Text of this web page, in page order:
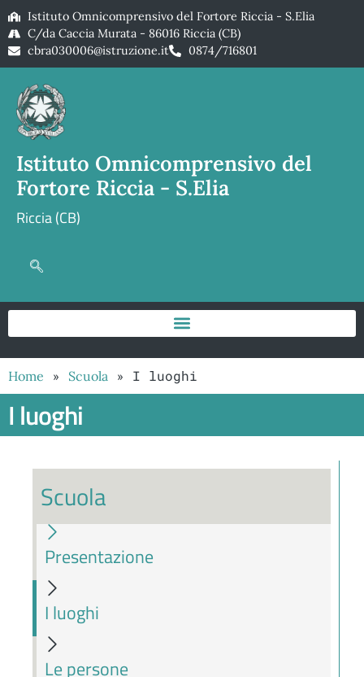
Istituto Omnicomprensivo del Fortore Riccia - S.Elia
C/da Caccia Murata - 86016 Riccia (CB)
cbra030006@istruzione.it
0874/716801
Istituto Omnicomprensivo del
Fortore Riccia - S.Elia
Riccia (CB)
Home » Scuola » I luoghi
I luoghi
Scuola
Presentazione
I luoghi
Le persone